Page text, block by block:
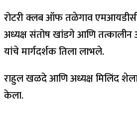
रोटरी क्लब ऑफ तळेगाव
अध्यक्ष संतोष खांडगे आणि
यांचे मार्गदर्शक तिला लाभले.
राहुल खळदे आणि अध्यक्ष मिलिंद
केला.